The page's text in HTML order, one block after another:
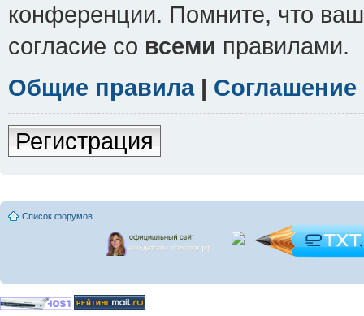
конференции. Помните, что
согласие со всеми правилами.
Общие правила|
Регистрация
Список форумов